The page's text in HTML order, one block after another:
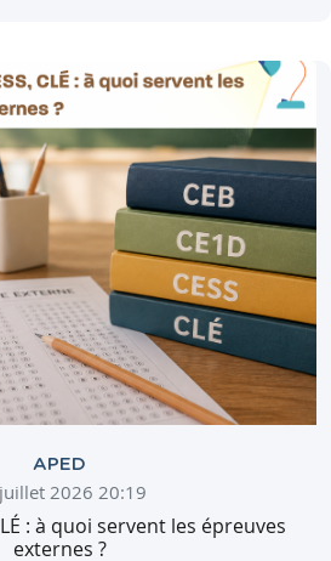
APED
2026 20:19
: à quoi servent les épreuves
externes ?